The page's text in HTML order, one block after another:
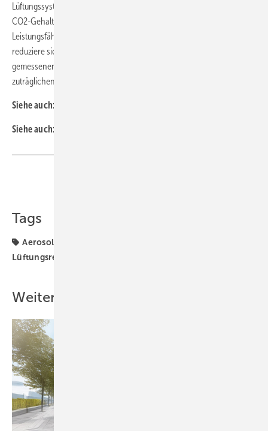
Lüftungssysteme gibt. Seit vielen Jahren ist bekannt, dass ein hoher
CO2-Gehalt in der Raumluft sich zudem negativ auf die
Leistungsfähigkeit von Schülerinnen und Schülern auswirkt. So
reduziere sich die Leistungsfähigkeit bei häufig in Klassenräumen
gemessenen 3000 ppm um 10 % gegenüber gesundheitlich
zuträglichen CO
Siehe auch:
Siehe auch:
Tags
Aerosole
Lüftungsregeln
Weitere Inhalte